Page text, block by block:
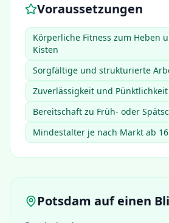
Voraussetzungen
Körperliche Fitness zum Heben
Kisten
Sorgfältige und strukturierte
Zuverlässigkeit und Pünktlichkeit
Bereitschaft zu Früh- oder
Mindestalter je nach Markt ab 16
Potsdam auf einen